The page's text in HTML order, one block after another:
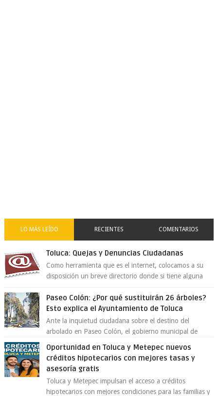
LO MÁS LEÍDO RECIENTES COMENTARIOS
Toluca: Quejas y Denuncias Ciudadanas
Como herramienta que es el internet, colocamos a su
disposición un breve directorio donde si tiene alguna
Paseo Colón: ¿Por qué sustituirán 26 árboles?
Esto explica el Ayuntamiento de Toluca
Ante la inquietud ciudadana sobre el destino del
arbolado en Paseo Colón, el gobierno municipal de
Oportunidad en Toluca y Metepec nuevos
créditos hipotecarios con mejores tasas y
asesoría gratis
Toluca y Metepec impulsan el acceso a créditos
hipotecarios con mejores condiciones para las familias y